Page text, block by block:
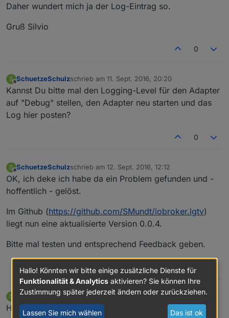
Daher wundert mich ja der Log-Eintrag so.
Gruß Silvio
0
S
Offline
SchuetzeSchulzschrieb am 11. Sept. 2016, 20:20
zuletzt editiert von
Kannst Du bitte mal den Logging-Level für den Adapter
auf "Debug" stellen, den Adapter neu starten und das
Log hier posten?
0
S
Offline
SchuetzeSchulzschrieb am 12. Sept. 2016, 12:12
zuletzt editiert von
OK, ich deke ich habe da ein Problem gefunden und -
hoffentlich - gelöst.
Im Github (https://github.com/SMundt/iobroker.lgtv)
liegt nun eine aktualisierte Version 0.0.4.
Bitte mal testen und entsprechend Feedback geben.
S
Offline
SchuetzeSchulzschrieb am15. Sept. 2016, 09:39
Hallo zusammen,
Hallo! Könnten wir bitte einige zusätzliche Dienste für
Funktionalität & Analytics aktivieren? Sie können Ihre
Zustimmung später jederzeit ändern oder zurückziehen.
Lassen Sie mich wählen Das ist ok